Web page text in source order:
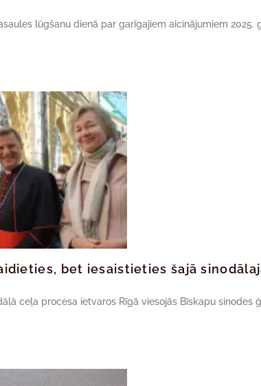
lūgšanu dienā par garīgajiem aicinājumiem 2025.
bet iesaistieties šajā
ceļa procesa ietvaros Rīgā viesojās Bīskapu